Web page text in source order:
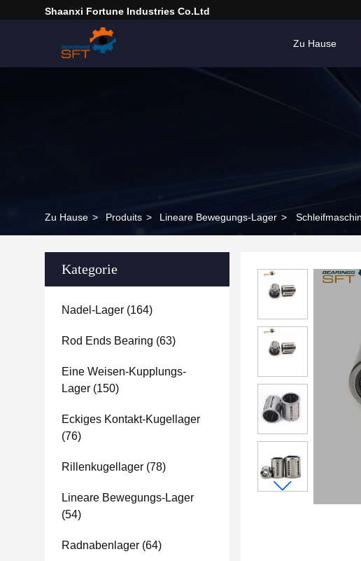
Shaanxi Fortune Industries Co.ltd
Zu Hause
Zu Hause > Produits > Lineare Bewegungs-Lager >
Kategorie
Nadel-Lager (164)
Rod Ends Bearing (63)
Eine Weisen-Kupplungs-
Lager (150)
Eckiges Kontakt-Kugellager
(76)
Rillenkugellager (78)
Lineare Bewegungs-Lager
(54)
Radnabenlager (64)